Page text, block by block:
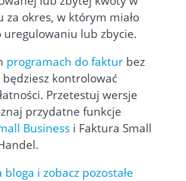
za okres, w którym miało
uregulowaniu lub zbycie.
programach do fakturbez
kontrolować
Przetestuj wersje
przydatne funkcje
Businessi Faktura Small
bloga i zobacz pozostałe